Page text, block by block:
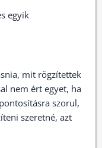
egyik
mit rögzítettek
nem ért egyet, ha
szorul,
szeretné, azt